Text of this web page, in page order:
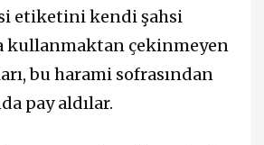
etiketini kendi şahsi
kullanmaktan çekinmeyen
bu harami sofrasından
pay aldılar.